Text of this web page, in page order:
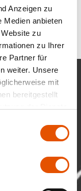
Anzeigen zu
Medien anbieten
zu
zu Ihrer
Partner für
weiter. Unsere
mit
bereitgestellt